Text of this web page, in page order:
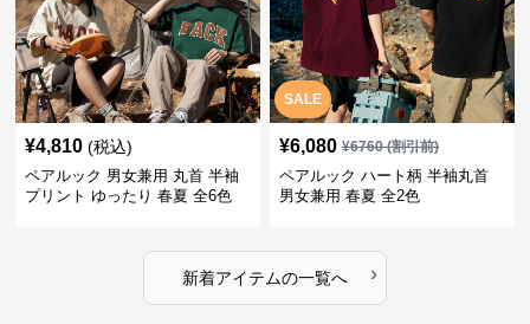
¥4,810 (税込)
ペアルック 男女兼用 丸首 半袖
プリント ゆったり 春夏 全6色
SALE
¥6,080 ¥6760(割引前)
ペアルック ハート柄 半袖丸首
男女兼用 春夏 全2色
新着アイテムの一覧へ ›